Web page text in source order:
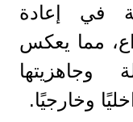
في إعادة
مما يعكس
وجاهزيتها
وخارجيًا.